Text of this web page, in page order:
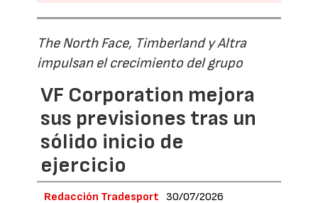
The North Face, Timberland y Altra
impulsan el crecimiento del grupo
VF Corporation mejora
sus previsiones tras un
sólido inicio de
ejercicio
Redacción Tradesport 30/07/2026